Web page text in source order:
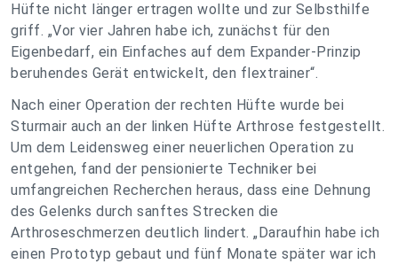
Hüfte nicht länger ertragen wollte und zur Selbsthilfe
griff. „Vor vier Jahren habe ich, zunächst für den
Eigenbedarf, ein Einfaches auf dem Expander-Prinzip
beruhendes Gerät entwickelt, den flextrainer“.
Nach einer Operation der rechten Hüfte wurde bei
Sturmair auch an der linken Hüfte Arthrose festgestellt.
Um dem Leidensweg einer neuerlichen Operation zu
entgehen, fand der pensionierte Techniker bei
umfangreichen Recherchen heraus, dass eine Dehnung
des Gelenks durch sanftes Strecken die
Arthroseschmerzen deutlich lindert. „Daraufhin habe ich
einen Prototyp gebaut und fünf Monate später war ich